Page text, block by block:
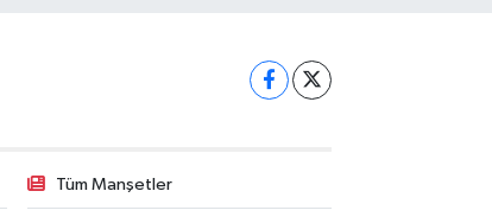
Tüm Manşetler